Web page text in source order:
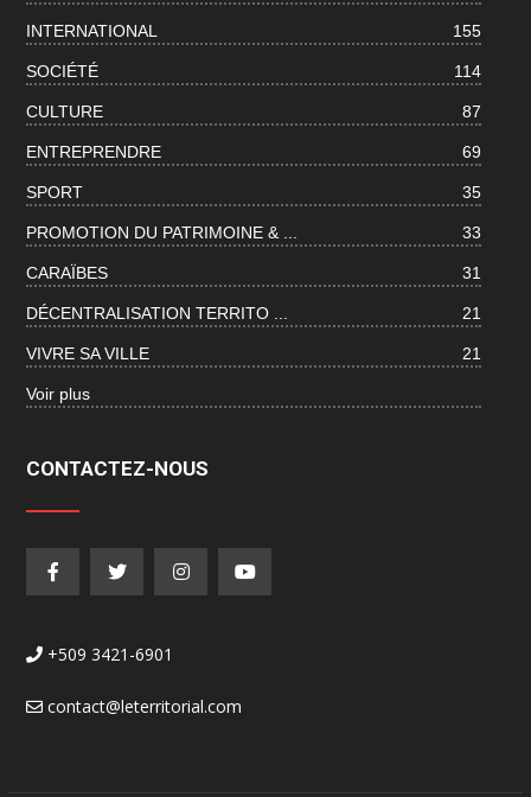
INTERNATIONAL 155
SOCIÉTÉ 114
CULTURE 87
ENTREPRENDRE 69
SPORT 35
PROMOTION DU PATRIMOINE & ... 33
CARAÏBES 31
DÉCENTRALISATION TERRITO ... 21
VIVRE SA VILLE 21
Voir plus
CONTACTEZ-NOUS
+509 3421-6901
contact@leterritorial.com